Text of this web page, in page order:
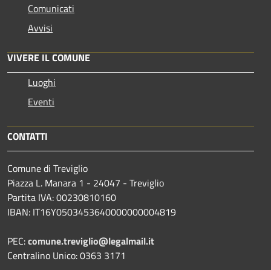
Comunicati
Avvisi
VIVERE IL COMUNE
Luoghi
Eventi
CONTATTI
Comune di Treviglio
Piazza L. Manara 1 - 24047 - Treviglio
Partita IVA: 00230810160
IBAN: IT16Y0503453640000000004819
PEC:comune.treviglio@legalmail.it
Centralino Unico: 0363 3171